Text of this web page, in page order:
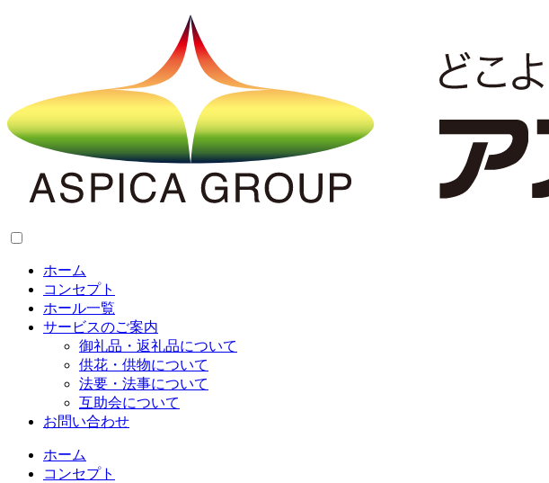
ホーム
コンセプト
ホール一覧
サービスのご案内
御礼品・返礼品について
供花・供物について
法要・法事について
互助会について
お問い合わせ
ホーム
コンセプト